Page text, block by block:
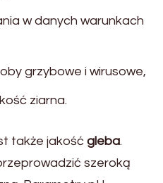
w danych warunkach
grzybowe i wirusowe,
ziarna.
także jakość gleba.
szeroką